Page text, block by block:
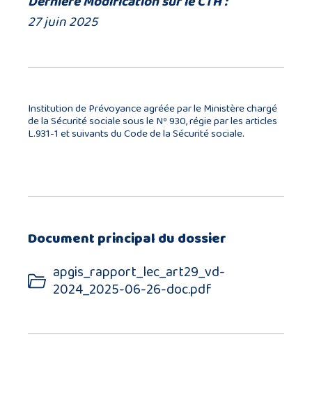
27 juin 2025
Institution de Prévoyance agréée par le Ministère chargé
de la Sécurité sociale sous le Nº 930, régie par les articles
L.931-1 et suivants du Code de la Sécurité sociale.
Document principal du dossier
apgis_rapport_lec_art29_vd-
2024_2025-06-26-doc.pdf